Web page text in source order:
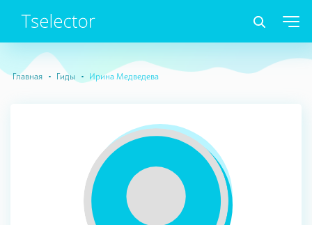
Главная Гиды Ирина Медведева